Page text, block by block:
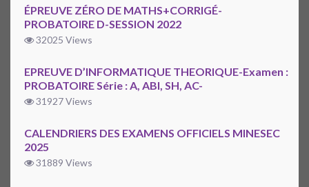
ÉPREUVE ZÉRO DE MATHS+CORRIGÉ-
PROBATOIRE D-SESSION 2022
32025 Views
EPREUVE D’INFORMATIQUE THEORIQUE-Examen :
PROBATOIRE Série : A, ABI, SH, AC-
31927 Views
CALENDRIERS DES EXAMENS OFFICIELS MINESEC
2025
31889 Views